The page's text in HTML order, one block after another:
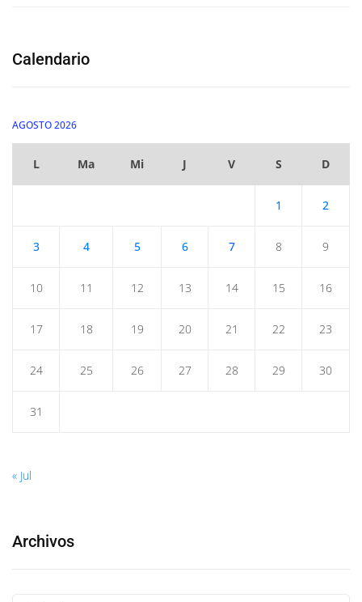
Calendario
AGOSTO 2026
L Ma Mi J V S D
1 2
3 4 5 6 7 8 9
10 11 12 13 14 15 16
17 18 19 20 21 22 23
24 25 26 27 28 29 30
31
« Jul
Archivos